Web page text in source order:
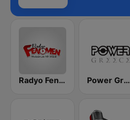
Radyo Fenomen Power Greece